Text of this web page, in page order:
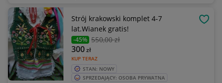
Strój krakowski komplet 4-7
lat.Wianek gratis!
-45% 550,00 zł
KUP TERAZ
300zł
STAN: NOWY
SPRZEDAJĄCY: OSOBA PRYWATNA